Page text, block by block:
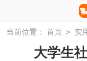
当前位置： 首页 > 实
大学生